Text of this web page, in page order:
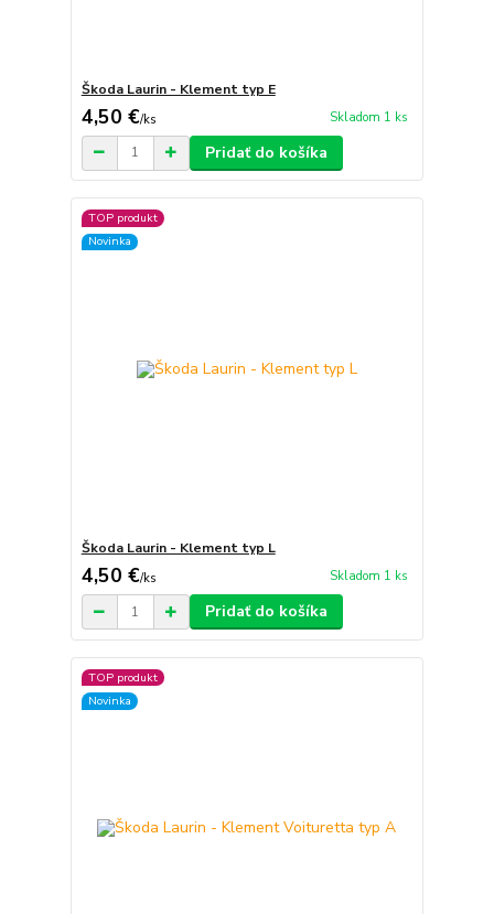
Škoda Laurin - Klement typ E
4,50 €/ks Skladom 1 ks
Pridať do košíka
TOP produkt
Novinka
Škoda Laurin - Klement typ L
4,50 €/ks Skladom 1 ks
Pridať do košíka
TOP produkt
Novinka